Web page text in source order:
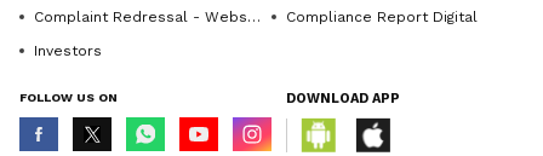
Complaint Redressal - Website
Compliance Report Digital
Investors
FOLLOW US ON DOWNLOAD APP